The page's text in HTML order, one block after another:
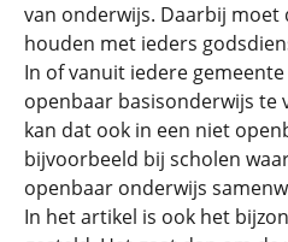
van onderwijs. Daarbij moet
houden met ieders
In of vanuit iedere
openbaar basisonderwijs te
kan dat ook in een niet
bijvoorbeeld bij scholen
openbaar onderwijs
In het artikel is ook het